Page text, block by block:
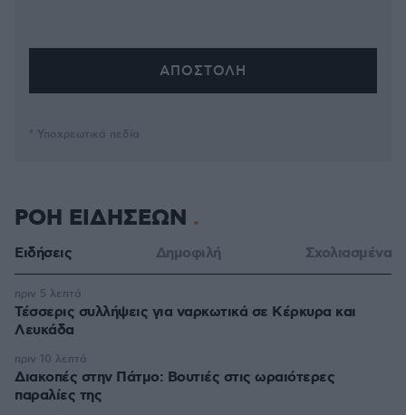
* Υποχρεωτικά πεδία
ΡΟΗ ΕΙΔΗΣΕΩΝ
Ειδήσεις Δημοφιλή Σχολιασμένα
Τέσσερις συλλήψεις για ναρκωτικά σε Κέρκυρα και
Λευκάδα
πριν 5 λεπτά
Διακοπές στην Πάτμο: Βουτιές στις ωραιότερες
παραλίες της
πριν 10 λεπτά